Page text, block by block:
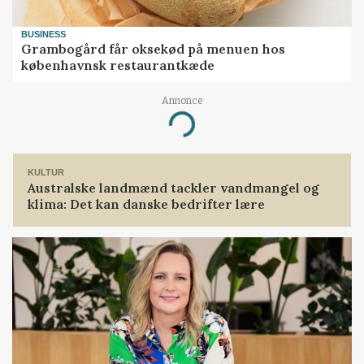
BUSINESS
Grambogård får oksekød på menuen hos
københavnsk restaurantkæde
Annonce
Loading...
KULTUR
Australske landmænd tackler vandmangel og
klima: Det kan danske bedrifter lære